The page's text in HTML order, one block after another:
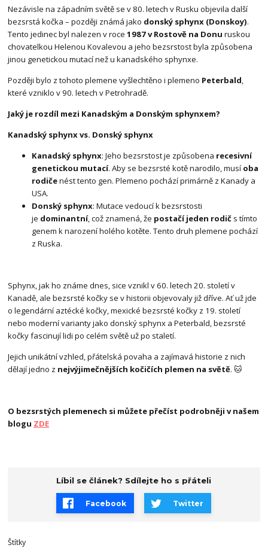
Nezávisle na západním světě se v 80. letech v Rusku objevila další
bezsrstá kočka – později známá jako donský sphynx (Donskoy).
Tento jedinec byl nalezen v roce1987 v Rostově na Donu ruskou
chovatelkou Helenou Kovalevou a jeho bezsrstost byla způsobena
jinou genetickou mutací než u kanadského sphynxe.
Později bylo z tohoto plemene vyšlechtěno i plemeno Peterbald,
které vzniklo v 90. letech v Petrohradě.
Jaký je rozdíl mezi Kanadským a Donským sphynxem?
Kanadský sphynx vs. Donský sphynx
Kanadský sphynx: Jeho bezsrstost je způsobena recesivní
genetickou mutací. Aby se bezsrsté kotě narodilo, musí oba
rodičenést tento gen. Plemeno pochází primárně z Kanady a
USA.
Donský sphynx: Mutace vedoucí k bezsrstosti
je dominantní, což znamená, že postačí jeden rodič s tímto
genem k narození holého kotěte. Tento druh plemene pochází
z Ruska.
Sphynx, jak ho známe dnes, sice vznikl v 60. letech 20. století v
Kanadě, ale bezsrsté kočky se v historii objevovaly již dříve. Ať už jde
o legendární aztécké kočky, mexické bezsrsté kočky z 19. století
nebo moderní varianty jako donský sphynx a Peterbald, bezsrsté
kočky fascinují lidi po celém světě už po staletí.
Jejich unikátní vzhled, přátelská povaha a zajímavá historie z nich
dělají jedno z nejvýjimečnějších kočičích plemen na světě. 🐱
O bezsrstých plemenech si můžete přečíst podrobněji v našem
blogu ZDE
Líbil se článek? Sdílejte ho s přáteli
Facebook Twitter
Štítky